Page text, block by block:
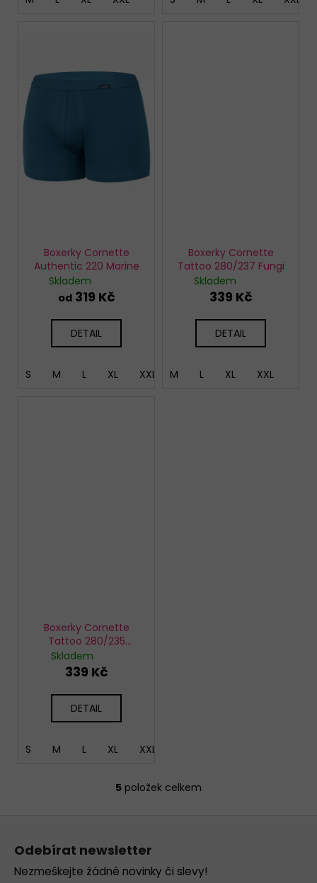
Boxerky Cornette
Authentic 220 Marine
Skladem
od319 Kč
DETAIL
S M L XL XXL XXXL 4XL 5XL
Boxerky Cornette
Tattoo 280/237 Fungi
Skladem
339 Kč
DETAIL
M L XL XXL
Boxerky Cornette
Tattoo 280/235
Sherlock
Skladem
339 Kč
DETAIL
S M L XL XXL
O
a
5 položek celkem
Odebírat newsletter
Nezmeškejte žádné novinky či slevy!